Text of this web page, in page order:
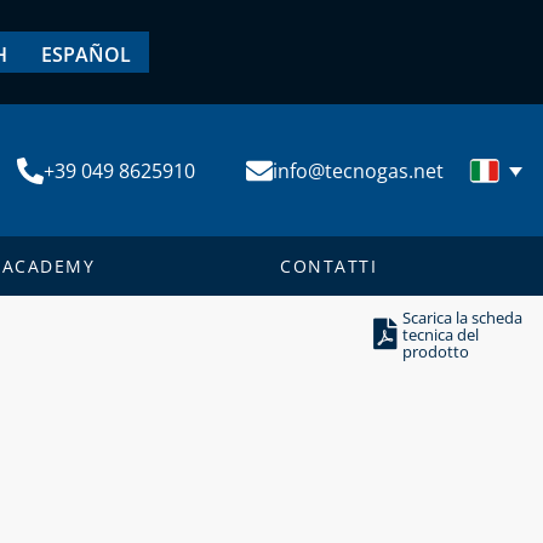
ESPAÑOL
+39 049 8625910 info@tecnogas.net
ACADEMY CONTATTI
Scarica la scheda
tecnica del
prodotto